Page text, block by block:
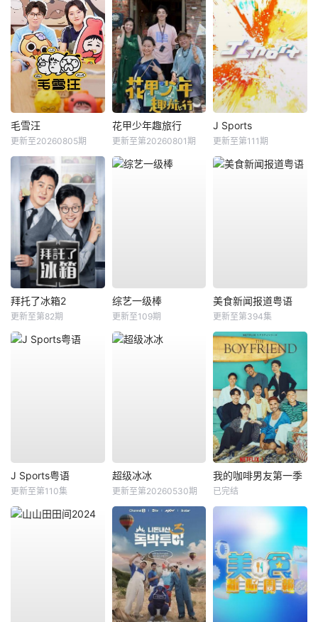
毛雪汪
更新至20260805期
花甲少年趣旅行
更新至第20260801期
J Sports
更新至第111期
拜托了冰箱2
更新至第82期
综艺一级棒
更新至109期
美食新闻报道粤语
更新至第394集
J Sports粤语
更新至第110集
超级冰冰
更新至第20260530期
我的咖啡男友第一季
已完结